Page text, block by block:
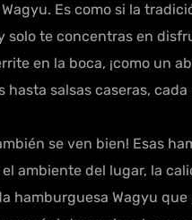
Es como si la
solo te concentras en
en la boca, ¡como un
hasta salsas caseras,
se ven bien! Esas
ambiente del lugar, la
hamburguesa Wagyu